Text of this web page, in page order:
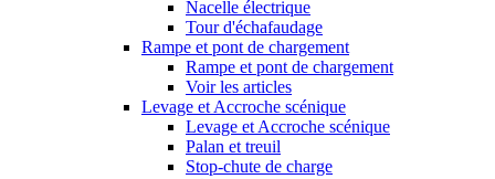
Nacelle électrique
Tour d'échafaudage
Rampe et pont de chargement
Rampe et pont de chargement
Voir les articles
Levage et Accroche scénique
Levage et Accroche scénique
Palan et treuil
Stop-chute de charge